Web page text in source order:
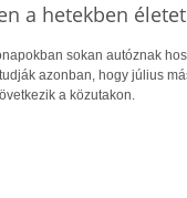
a hetekben
sokan autóznak
azonban, hogy július
a közutakon.